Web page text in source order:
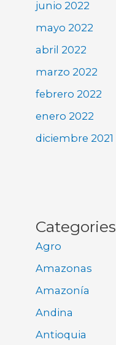
junio 2022
mayo 2022
abril 2022
marzo 2022
febrero 2022
enero 2022
diciembre 2021
Categories
Agro
Amazonas
Amazonía
Andina
Antioquia